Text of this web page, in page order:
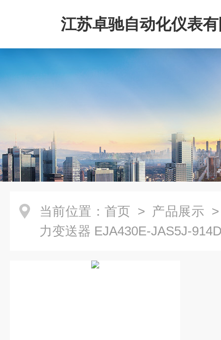
江苏卓驰自动化仪表
当前位置： 首页 > 产品展示
力变送器 EJA430E-JAS5J-